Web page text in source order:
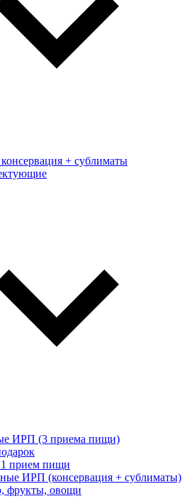
+ сублиматы
ИРП (3 приема пищи)
прием пищи
ИРП (консервация + сублиматы)
фрукты, овощи